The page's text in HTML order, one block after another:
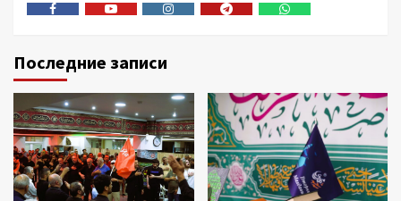
Последние записи